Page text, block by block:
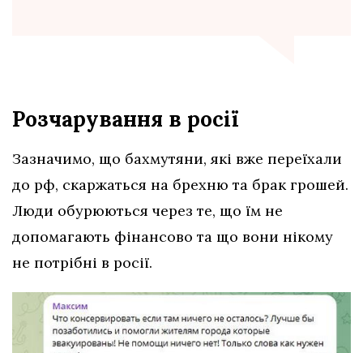
Розчарування в росії
Зазначимо, що бахмутяни, які вже переїхали
до рф, скаржаться на брехню та брак грошей.
Люди обурюються через те, що їм не
допомагають фінансово та що вони нікому
не потрібні в росії.